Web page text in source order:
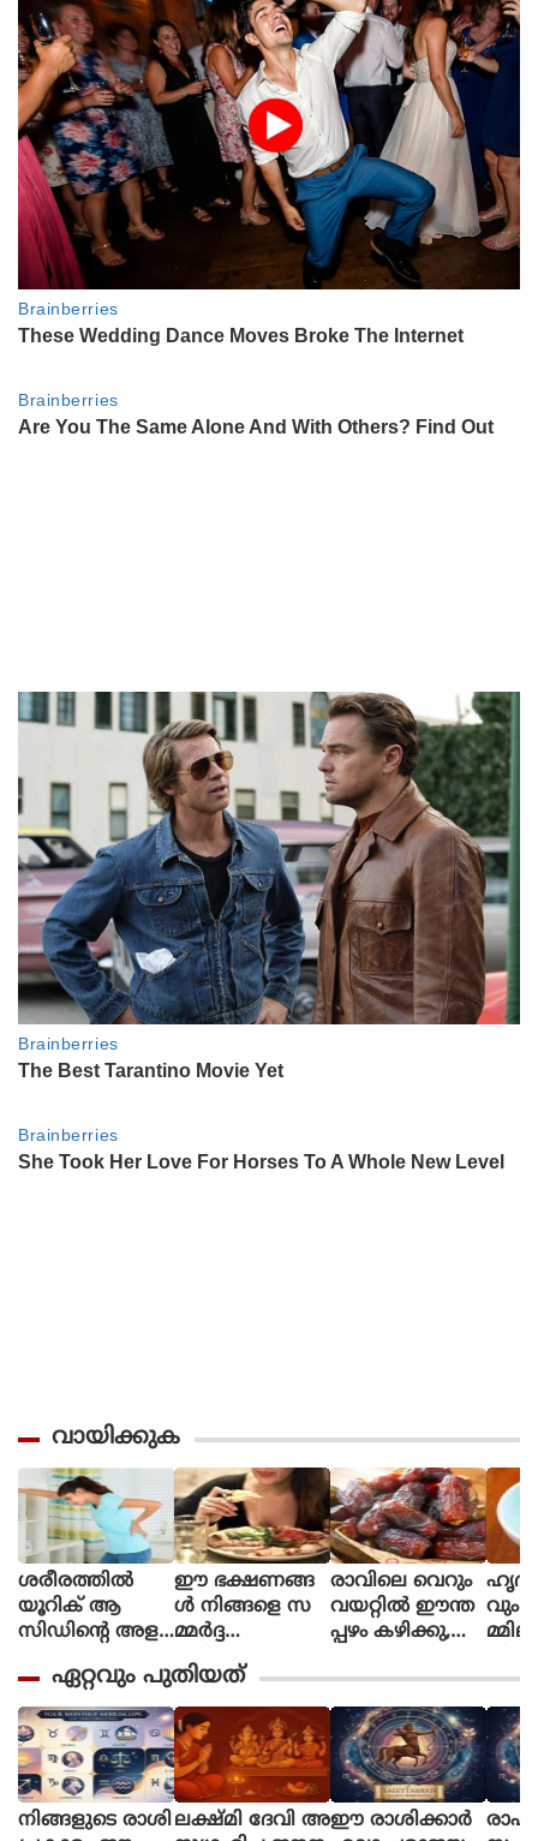
വായിക്കുക
ശരീരത്തില്‍
യൂറിക് ആ
സിഡിന്റെ അള
ലാണോ, ഈ ഭ
ക്ഷണങ്ങള്‍ ക
ഴിക്കരുത്
ഈ ഭക്ഷണങ്ങ
ള്‍ നിങ്ങളെ സ
മ്മര്‍ദ്ദ
ത്തിലാക്കും!
രാവിലെ വെറും
വയറ്റില്‍ ഈന്ത
പ്പഴം കഴിക്കു,
വധി
വും
ഏറ്റവും പുതിയത്
നിങ്ങളുടെ രാശിലക്ഷ്മി ദേവി അഈ രാശിക്കാര്‍